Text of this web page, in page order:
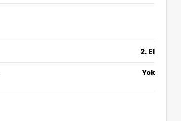
2. El
Yok